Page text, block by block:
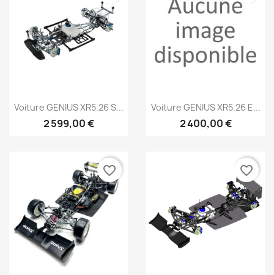
Aperçu rapide
Voiture GENIUS XR5.26 S...
2 599,00 €
Aperçu rapide
Voiture GENIUS XR5.26 E...
2 400,00 €
favorite_border favorite_border